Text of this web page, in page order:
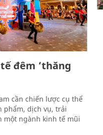
đêm ‘thăng
cần chiến lược cụ thể
phẩm, dịch vụ, trải
một ngành kinh tế mũi